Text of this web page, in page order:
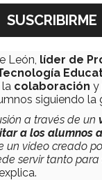
Flipgrid, esta
gratuita
en formato
León, líder de
colaboración y
siguiendo la
a través de un
a los alumnos
un video creado
servir tanto para